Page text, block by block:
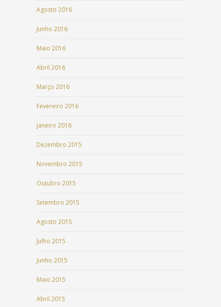
Agosto 2016
Junho 2016
Maio 2016
Abril 2016
Março 2016
Fevereiro 2016
Janeiro 2016
Dezembro 2015
Novembro 2015
Outubro 2015
Setembro 2015
Agosto 2015
Julho 2015
Junho 2015
Maio 2015
Abril 2015